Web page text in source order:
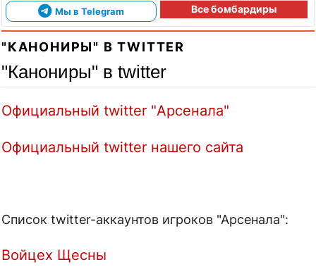
Мы в Telegram
Все бомбардиры
"КАНОНИРЫ" В TWITTER
"Канониры" в twitter
Официальный twitter "Арсенала"
Официальный twitter нашего сайта
Список twitter-аккаунтов игроков "Арсенала":
Войцех Щесны